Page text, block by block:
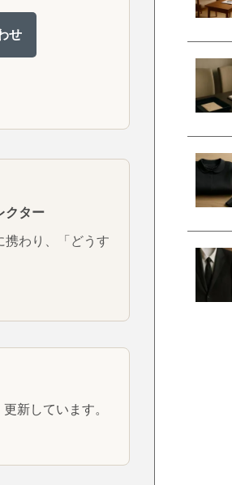
せ
クター
携わり、「どうす
新しています。